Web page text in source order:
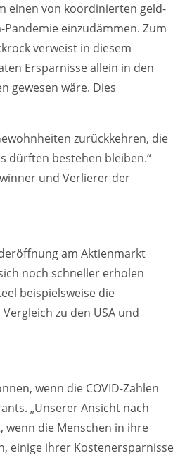
einen von koordinierten geld-
einzudämmen. Zum
verweist in diesem
Ersparnisse allein in den
gewesen wäre. Dies
zurückkehren, die
dürften bestehen bleiben.“
und Verlierer der
am Aktienmarkt
noch schneller erholen
beispielsweise die
zu den USA und
wenn die COVID-Zahlen
„Unserer Ansicht nach
wenn die Menschen in ihre
einige ihrer Kostenersparnisse